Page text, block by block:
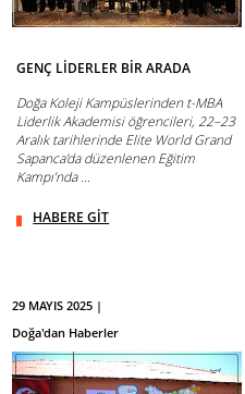
GENÇ LİDERLER BİR ARADA
Doğa Koleji Kampüslerinden t-MBA
Liderlik Akademisi öğrencileri, 22–23
Aralık tarihlerinde Elite World Grand
Sapanca’da düzenlenen Eğitim
Kampı’nda ...
HABERE GİT
29 MAYIS 2025 |
Doğa'dan Haberler